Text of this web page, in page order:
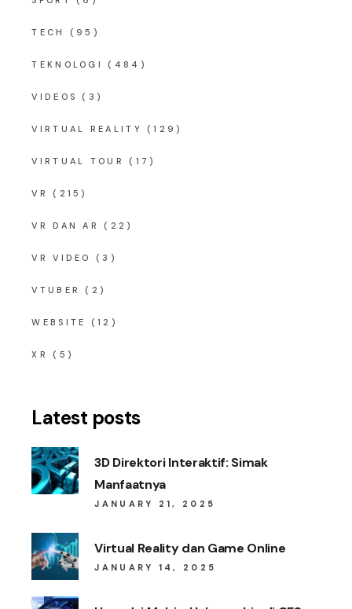
TECH (95)
TEKNOLOGI (484)
VIDEOS (3)
VIRTUAL REALITY (129)
VIRTUAL TOUR (17)
VR (215)
VR DAN AR (22)
VR VIDEO (3)
VTUBER (2)
WEBSITE (12)
XR (5)
Latest posts
3D Direktori Interaktif: Simak
Manfaatnya
JANUARY 21, 2025
Virtual Reality dan Game Online
JANUARY 14, 2025